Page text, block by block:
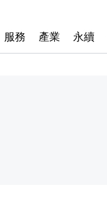
服務 產業 永續